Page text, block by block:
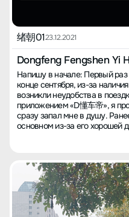
топливного датчика**:
уровня топлива дважды. 3. **Проблемы с трансмиссией при
переключении на заднюю
рывки во время
проконсультироваться в сервисе. О других
покрытием автомобиля я не
и прочной. В будущем буду
автомобиля!
绪朝0123.12.2021
Dongfeng Fengshen Yi
Напишу в начале: Первый раз
конце сентября, из-за
возникли неудобства в
приложением «D懂车帝», я
сразу запал мне в душу.
основном из-за его хорошей
Позже, проведя поиск по
экономичный, мощный" с
руках оказался только
настоящую находку и
обсуждения с семьей в